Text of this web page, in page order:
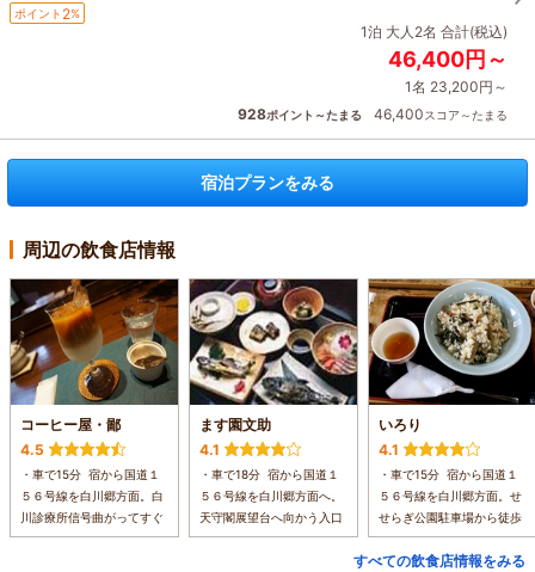
ポイント 2%
1泊 大人2名 合計(税込)
46,400円～
1名 23,200円～
928ポイント～たまる 46,400スコア～たまる
宿泊プランをみる
周辺の飲食店情報
コーヒー屋・鄙
4.5
・車で15分 宿から国道１
５６号線を白川郷方面。白
川診療所信号曲がってすぐ
ます園文助
4.1
・車で18分 宿から国道１
５６号線を白川郷方面へ。
天守閣展望台へ向かう入口
いろり
4.1
・車で15分 宿から国道１
５６号線を白川郷方面。せ
せらぎ公園駐車場から徒歩
すべての飲食店情報をみる